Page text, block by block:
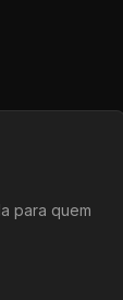
para quem